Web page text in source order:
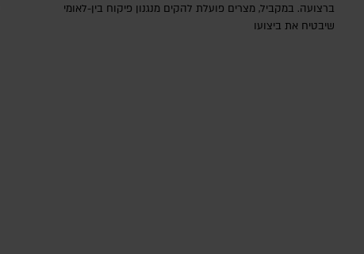
ברצועה. במקביל, מצרים פועלת להקים מנגנון פיקוח בין-לאומי
שיבטיח את ביצועו